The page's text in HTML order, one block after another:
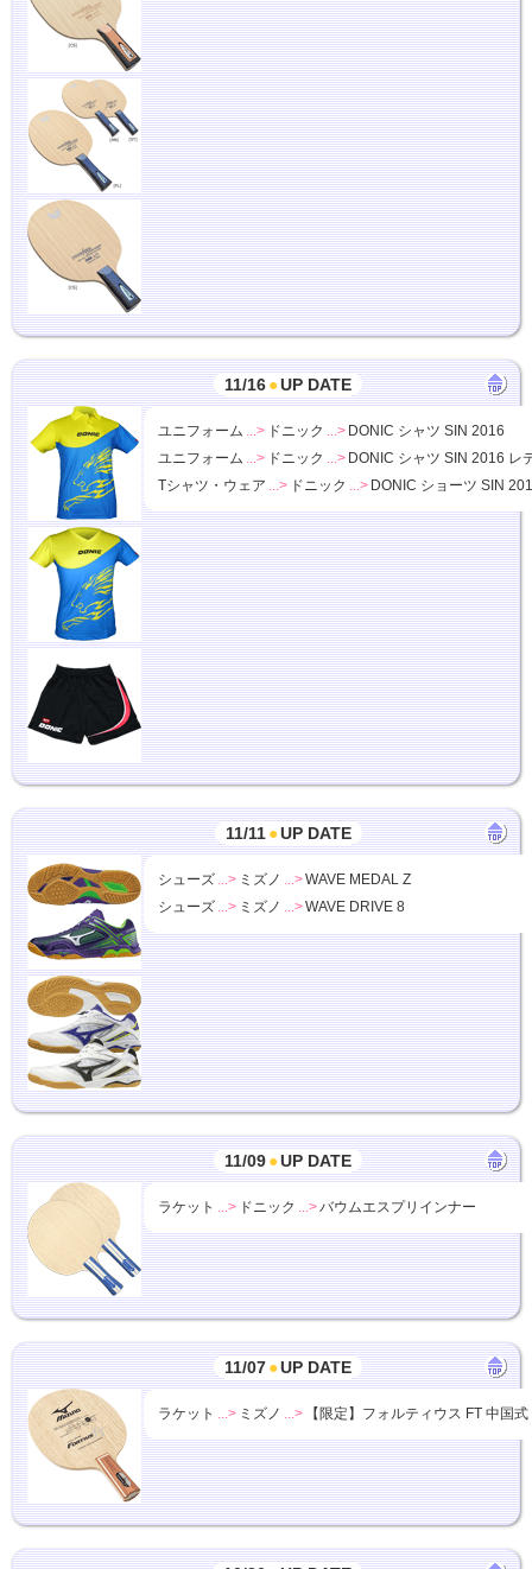
●
11/16 UP DATE
ユニフォーム ...> ドニック ...> DONIC シャツ SIN 2016
ユニフォーム ...> ドニック ...> DONIC シャツ SIN 2016 レ
Tシャツ・ウェア ...> ドニック ...> DONIC ショーツ SIN
●
11/11 UP DATE
シューズ ...> ミズノ ...>WAVE MEDAL Z
シューズ ...> ミズノ ...>WAVE DRIVE 8
●
11/09 UP DATE
ラケット ...> ドニック ...>バウムエスプリインナー
●
11/07 UP DATE
ラケット ...> ミズノ ...> 【限定】フォルティウス FT 中国式